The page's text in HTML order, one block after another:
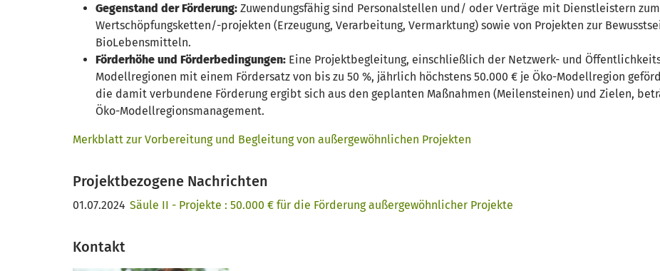
Gegenstand der Förderung: Zuwendungsfähig sind Personalstellen und/ oder Verträge mit Dienstleistern
Wertschöpfungsketten/-projekten (Erzeugung, Verarbeitung, Vermarktung) sowie von Projekten zur
BioLebensmitteln.
Förderhöhe und Förderbedingungen: Eine Projektbegleitung, einschließlich der Netzwerk- und
Modellregionen mit einem Fördersatz von bis zu 50 %, jährlich höchstens 50.000 € je Öko-Modellregion
die damit verbundene Förderung ergibt sich aus den geplanten Maßnahmen (Meilensteinen) und Zielen,
Öko-Modellregionsmanagement.
Merkblatt zur Vorbereitung und Begleitung von außergewöhnlichen Projekten
Projektbezogene Nachrichten
01.07.2024 Säule II - Projekte : 50.000 € für die Förderung außergewöhnlicher Projekte
Kontakt